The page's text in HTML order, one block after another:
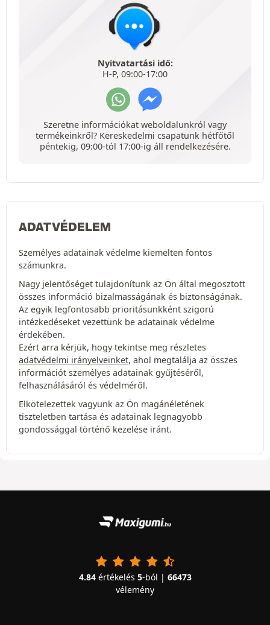
Nyitvatartási idő:
H-P, 09:00-17:00
Szeretne információkat weboldalunkról vagy
termékeinkről? Kereskedelmi csapatunk hétfőtől
péntekig, 09:00-tól 17:00-ig áll rendelkezésére.
ADATVÉDELEM
Személyes adatainak védelme kiemelten fontos
számunkra.
Nagy jelentőséget tulajdonítunk az Ön által megosztott
összes információ bizalmasságának és biztonságának.
Az egyik legfontosabb prioritásunkként szigorú
intézkedéseket vezettünk be adatainak védelme
érdekében.
Ezért arra kérjük, hogy tekintse meg részletes
adatvédelmi irányelveinket, ahol megtalálja az összes
információt személyes adatainak gyűjtéséről,
felhasználásáról és védelméről.
Elkötelezettek vagyunk az Ön magánéletének
tiszteletben tartása és adatainak legnagyobb
gondossággal történő kezelése iránt.
4.84értékelés 5-ból | 66473
vélemény